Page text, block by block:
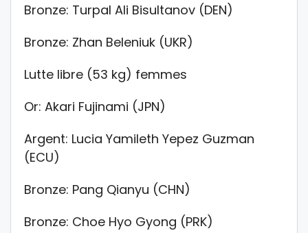
Bronze: Turpal Ali Bisultanov (DEN)
Bronze: Zhan Beleniuk (UKR)
Lutte libre (53 kg) femmes
Or: Akari Fujinami (JPN)
Argent: Lucia Yamileth Yepez Guzman
(ECU)
Bronze: Pang Qianyu (CHN)
Bronze: Choe Hyo Gyong (PRK)